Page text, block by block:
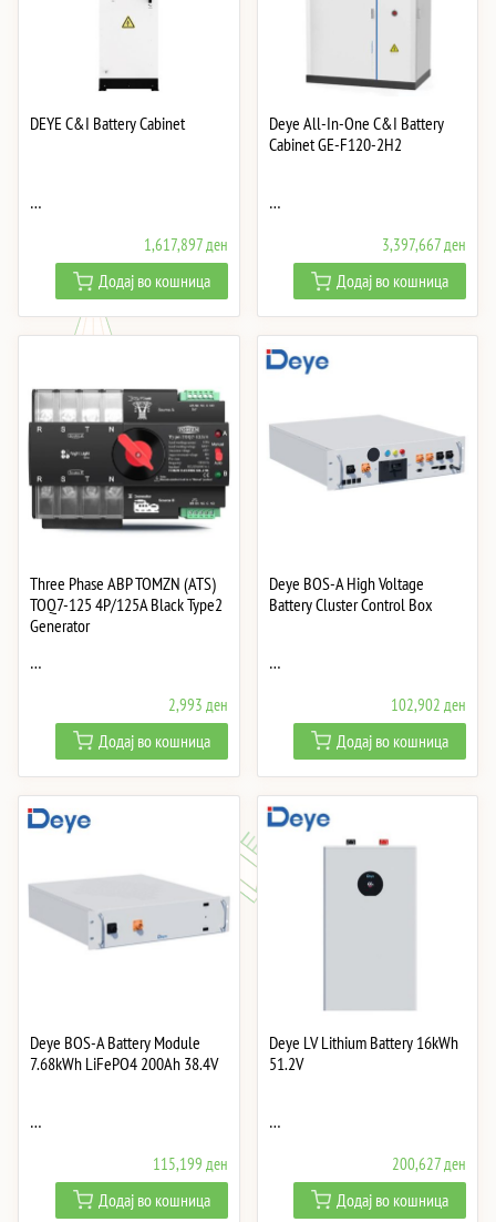
DEYE C&I Battery Cabinet
…
1,617,897ден
Додај во кошница
Deye All-In-One C&I Battery
Cabinet GE-F120-2H2
…
3,397,667ден
Додај во кошница
Three Phase АВР TOMZN (ATS)
TOQ7-125 4P/125A Black Type2
Generator
…
2,993 ден
Додај во кошница
Deye BOS-A High Voltage
Battery Cluster Control Box
…
102,902 ден
Додај во кошница
Deye BOS-A Battery Module
7.68kWh LiFePO4 200Ah 38.4V
…
115,199 ден
Додај во кошница
Deye LV Lithium Battery 16kWh
51.2V
…
200,627ден
Додај во кошница